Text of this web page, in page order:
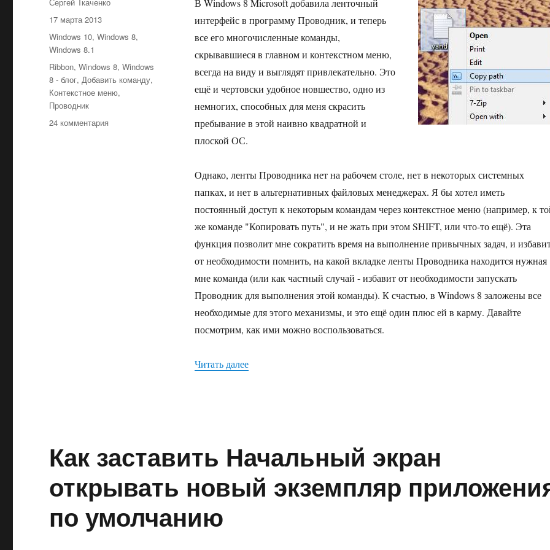
В Windows 8 Microsoft добавила ленточный
интерфейс в программу Проводник, и теперь
все его многочисленные команды,
скрывавшиеся в главном и контекстном меню,
всегда на виду и выглядят привлекательно. Это
ещё и чертовски удобное новшество, одно из
немногих, способных для меня скрасить
пребывание в этой наивно квадратной и
плоской ОС.
Однако, ленты Проводника нет на рабочем столе, нет в некоторых системных
папках, и нет в альтернативных файловых менеджерах. Я бы хотел иметь
постоянный доступ к некоторым командам через контекстное меню (например, к
же команде "Копировать путь", и не жать при этом SHIFT, или что-то ещё). Эта
функция позволит мне сократить время на выполнение привычных задач, и
от необходимости помнить, на какой вкладке ленты Проводника находится нужная
мне команда (или как частный случай - избавит от необходимости запускать
Проводник для выполнения этой команды). К счастью, в Windows 8 заложены все
необходимые для этого механизмы, и это ещё один плюс ей в карму. Давайте
посмотрим, как ими можно воспользоваться.
Читать далее«Как добавить любую команду из Ribbon-ленты Проводника в его
Опубликовано
17 марта 2013
Рубрики
Windows 10,Windows 8,
Windows 8.1
Метки
Ribbon,Windows 8,Windows
8 - блог,Добавить команду,
Контекстное меню,
Проводник
24 комментария
Как заставить Начальный экран
открывать новый экземпляр
по умолчанию